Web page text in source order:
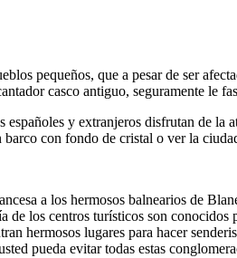
pequeños, que a pesar de ser
casco antiguo, seguramente le
y extranjeros disfrutan de
con fondo de cristal o ver la
a los hermosos balnearios de
los centros turísticos son conocidos
hermosos lugares para hacer
pueda evitar todas estas